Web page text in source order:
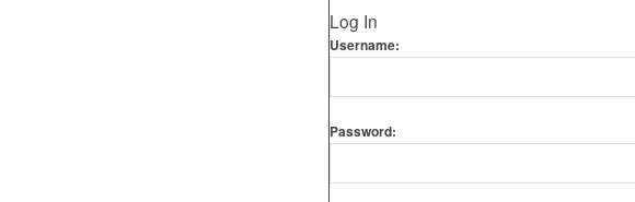
Log In
Username:
Password: